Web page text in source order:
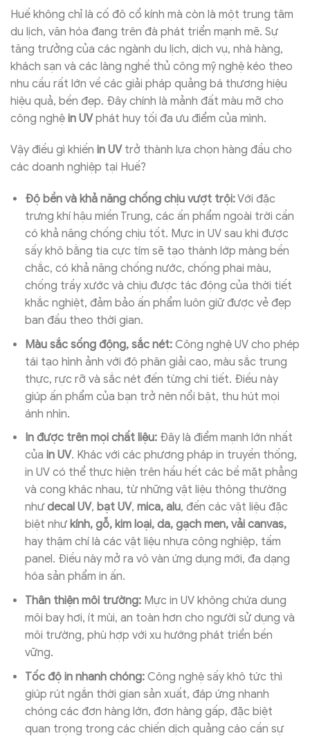
Huế không chỉ là cố đô cổ kính mà còn là một trung tâm
du lịch, văn hóa đang trên đà phát triển mạnh mẽ. Sự
tăng trưởng của các ngành du lịch, dịch vụ, nhà hàng,
khách sạn và các làng nghề thủ công mỹ nghệ kéo theo
nhu cầu rất lớn về các giải pháp quảng bá thương hiệu
hiệu quả, bền đẹp. Đây chính là mảnh đất màu mỡ cho
công nghệ in UVphát huy tối đa ưu điểm của mình.
Vậy điều gì khiến in UVtrở thành lựa chọn hàng đầu cho
các doanh nghiệp tại Huế?
Độ bền và khả năng chống chịu vượt trội:Với đặc
trưng khí hậu miền Trung, các ấn phẩm ngoài trời cần
có khả năng chống chịu tốt. Mực in UV sau khi được
sấy khô bằng tia cực tím sẽ tạo thành lớp màng bền
chắc, có khả năng chống nước, chống phai màu,
chống trầy xước và chịu được tác động của thời tiết
khắc nghiệt, đảm bảo ấn phẩm luôn giữ được vẻ đẹp
ban đầu theo thời gian.
Màu sắc sống động, sắc nét:Công nghệ UV cho phép
tái tạo hình ảnh với độ phân giải cao, màu sắc trung
thực, rực rỡ và sắc nét đến từng chi tiết. Điều này
giúp ấn phẩm của bạn trở nên nổi bật, thu hút mọi
ánh nhìn.
In được trên mọi chất liệu:Đây là điểm mạnh lớn nhất
của in UV. Khác với các phương pháp in truyền thống,
in UV có thể thực hiện trên hầu hết các bề mặt phẳng
và cong khác nhau, từ những vật liệu thông thường
như decal UV, bạt UV, mica, alu, đến các vật liệu đặc
biệt như kính, gỗ, kim loại, da, gạch men, vải canvas,
hay thậm chí là các vật liệu nhựa công nghiệp, tấm
panel. Điều này mở ra vô vàn ứng dụng mới, đa dạng
hóa sản phẩm in ấn.
Thân thiện môi trường:Mực in UV không chứa dung
môi bay hơi, ít mùi, an toàn hơn cho người sử dụng và
môi trường, phù hợp với xu hướng phát triển bền
vững.
Tốc độ in nhanh chóng:Công nghệ sấy khô tức thì
giúp rút ngắn thời gian sản xuất, đáp ứng nhanh
chóng các đơn hàng lớn, đơn hàng gấp, đặc biệt
quan trọng trong các chiến dịch quảng cáo cần sự